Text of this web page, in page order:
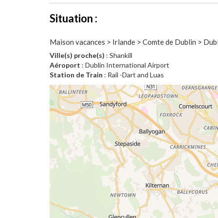
Situation :
Maison vacances > Irlande > Comte de Dublin >
Ville(s) proche(s) : Shankill
Aéroport : Dublin International Airport
Station de Train : Rail -Dart and Luas